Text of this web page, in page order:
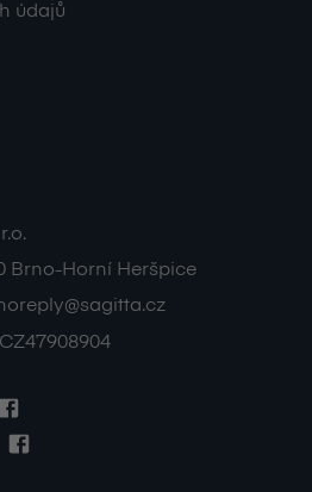
údajů
Brno-Horní Heršpice
CZ47908904